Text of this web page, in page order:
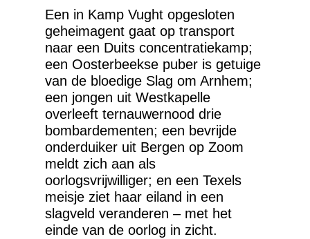
Een in Kamp Vught opgesloten
geheimagent gaat op transport
naar een Duits concentratiekamp;
een Oosterbeekse puber is getuige
van de bloedige Slag om Arnhem;
een jongen uit Westkapelle
overleeft ternauwernood drie
bombardementen; een bevrijde
onderduiker uit Bergen op Zoom
meldt zich aan als
oorlogsvrijwilliger; en een Texels
meisje ziet haar eiland in een
slagveld veranderen – met het
einde van de oorlog in zicht.